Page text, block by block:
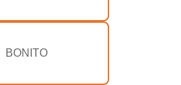
BONITO